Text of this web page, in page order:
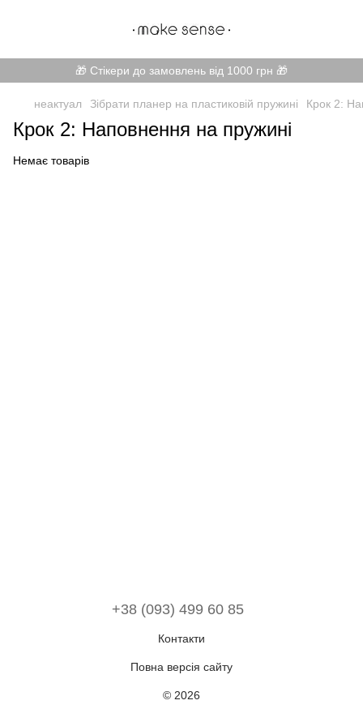
🎁 Стікери до замовлень від 1000 грн 🎁
неактуал Зібрати планер на пластиковій пружині Крок 2:
Крок 2: Наповнення на пружині
Немає товарів
+38 (093) 499 60 85
Контакти
Повна версія сайту
© 2026